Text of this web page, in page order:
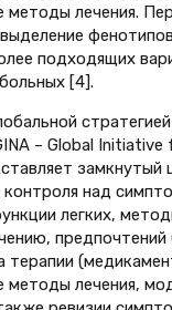
методы лечения.
подходящих
[4].
– Global Initiative
замкнутый
контроля над
легких,
предпочтений
терапии
методы лечения,